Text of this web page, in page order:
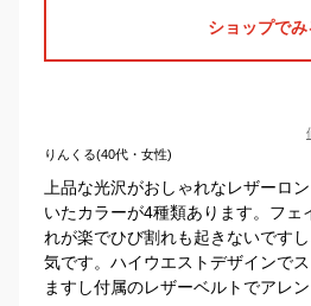
ショップでみ
りんくる(40代・女性)
上品な光沢がおしゃれなレザーロ
いたカラーが4種類あります。フェ
れが楽でひび割れも起きないです
気です。ハイウエストデザインで
ますし付属のレザーベルトでアレン